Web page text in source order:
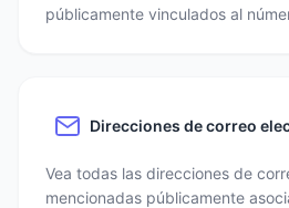
públicamente vinculados al
Direcciones de correo
Vea todas las direcciones de
mencionadas públicamente